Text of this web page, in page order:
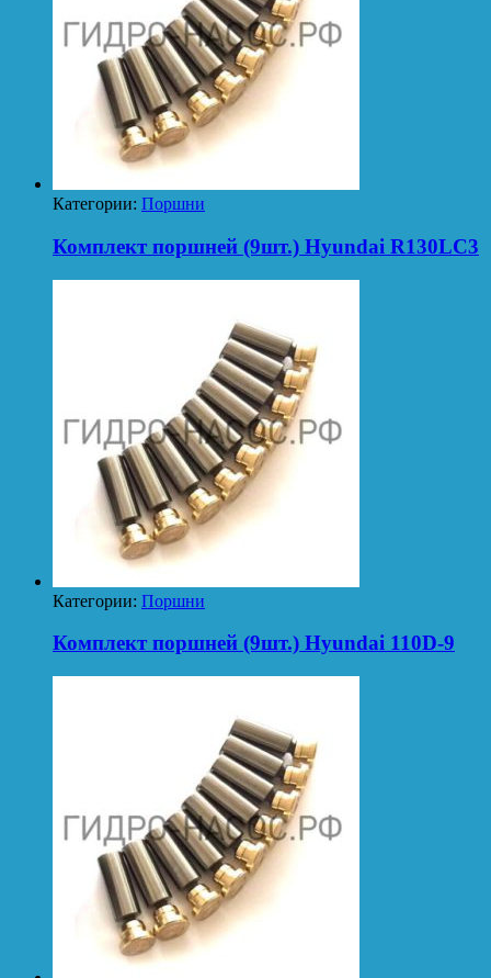
Категории: Поршни
Комплект поршней (9шт.) Hyundai R130LC3
Категории: Поршни
Комплект поршней (9шт.) Hyundai 110D-9